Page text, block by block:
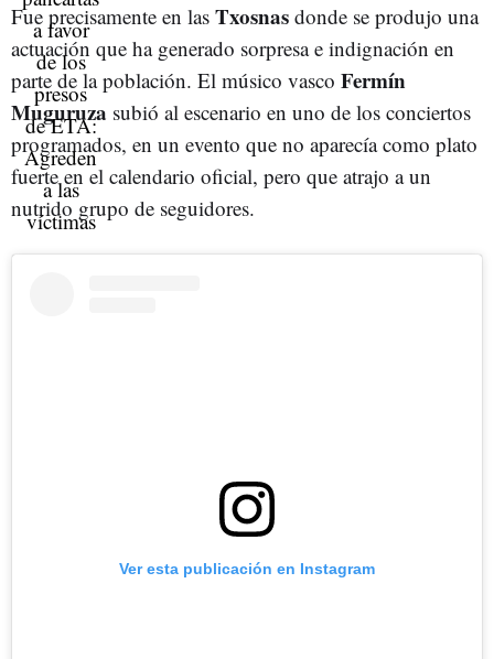
Fue precisamente en las Txosnas donde se produjo una
actuación que ha generado sorpresa e indignación en
parte de la población. El músico vasco Fermín
Muguruza subió al escenario en uno de los conciertos
programados, en un evento que no aparecía como plato
fuerte en el calendario oficial, pero que atrajo a un
nutrido grupo de seguidores.
Ver esta publicación en Instagram